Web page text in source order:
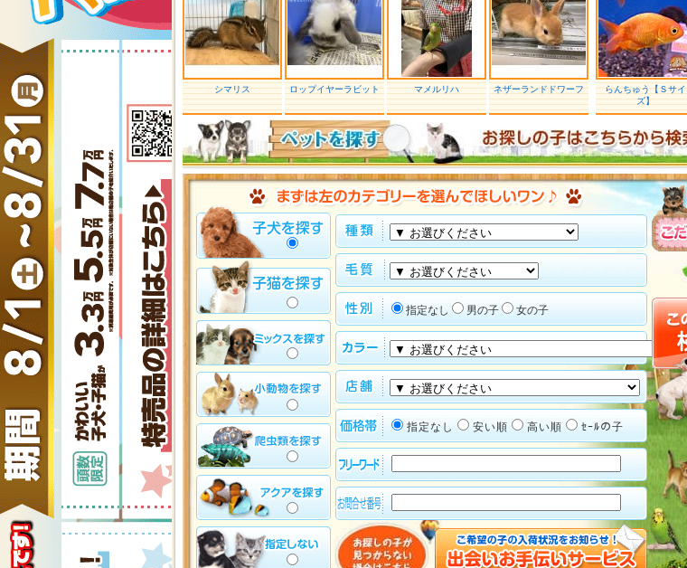
シマリス ロップイヤーラビット マメルリハ ネザーランドドワーフ
らんちゅう【Ｓサイ
ズ】
指定なし 男の子 女の子
指定なし 安い順 高い順 ｾｰﾙの子